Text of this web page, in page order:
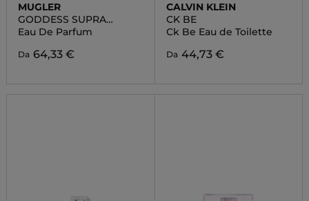
MUGLER
GODDESS SUPRA
FLORALE
Eau De Parfum
Da 64,33 €
CALVIN KLEIN
CK BE
Ck Be Eau de Toilette
Da 44,73 €